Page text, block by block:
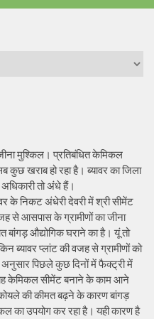
मुश्किल। प्रतिबंधित केमिकल
कुछ खराब हो रहा है। ब्यावर का जिला
तो अंधे हैं।
के निकट अंधेरी देवरी में श्री सीमेंट
से आसपास के ग्रामीणों का जीना
बांगड़ औद्योगिक घराने का है। यूं तो
ब्यावर प्लांट की वजह से ग्रामीणों को
अनुसार पिछले कुछ दिनों में फैक्ट्री में
केमिकल सीमेंट बनाने के काम आने
की कीमत बढ़ने के कारण बांगड़
का उपयोग कर रहा है। यही कारण है